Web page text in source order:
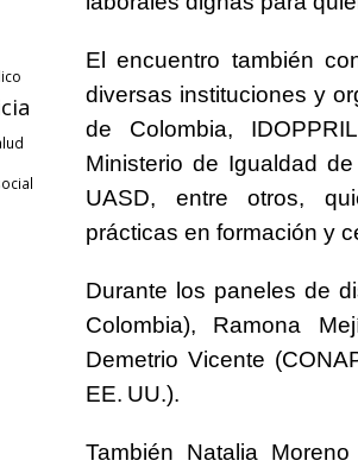
El encuentro también
diversas instituciones y
de Colombia,
Ministerio de Igualdad
UASD, entre otros,
prácticas en formación y
Durante los paneles de
Colombia), Ramona
Demetrio Vicente
EE. UU.).
También Natalia